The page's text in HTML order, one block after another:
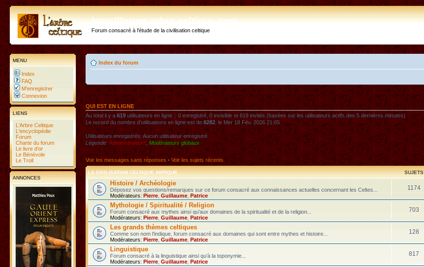
http://forum.arbre-celtique.com
Forum consacré à l'étude de la civilisation celtique
MENU
Index
FAQ
M’enregistrer
Connexion
LIENS
L'Arbre Celtique
L'encyclopédie
Forum
Charte du forum
Le livre d'or
Le Bénévole
Le Troll
ANNONCES
Index du forum
QUI EST EN LIGNE
Au total il y a619utilisateurs en ligne :: 0 enregistré, 0 invisible et 619 invités (basées sur les utilisateurs actifs des 5 dernières minutes)
Le record du nombre d’utilisateurs en ligne est de8282, le Mer 18 Fév, 2026 21:05
Utilisateurs enregistrés: Aucun utilisateur enregistré
Légende:Administrateurs,Modérateurs globaux
Voir les messages sans réponses•Voir les sujets récents
LA CIVILISATION CELTIQUE ANTIQUE SUJETS
Histoire / Archéologie
Déposez vos questions/remarques sur ce forum consacré aux connaissances actuelles concernant les Celtes...
Modérateurs: Pierre Guillaume Patrice
1174
Mythologie / Spiritualité / Religion
Forum consacré aux mythes ainsi qu'aux domaines de la spiritualité et de la religion...
Modérateurs: Pierre Guillaume Patrice
703
Les grands thèmes celtiques
Comme son nom l'indique, forum consacré aux domaines qui sont entre mythes et histoire...
Modérateurs: Pierre Guillaume Patrice
128
Linguistique
Forum consacré à la linguistique ainsi qu'à la toponymie...
Modérateurs: Pierre Guillaume Patrice
817